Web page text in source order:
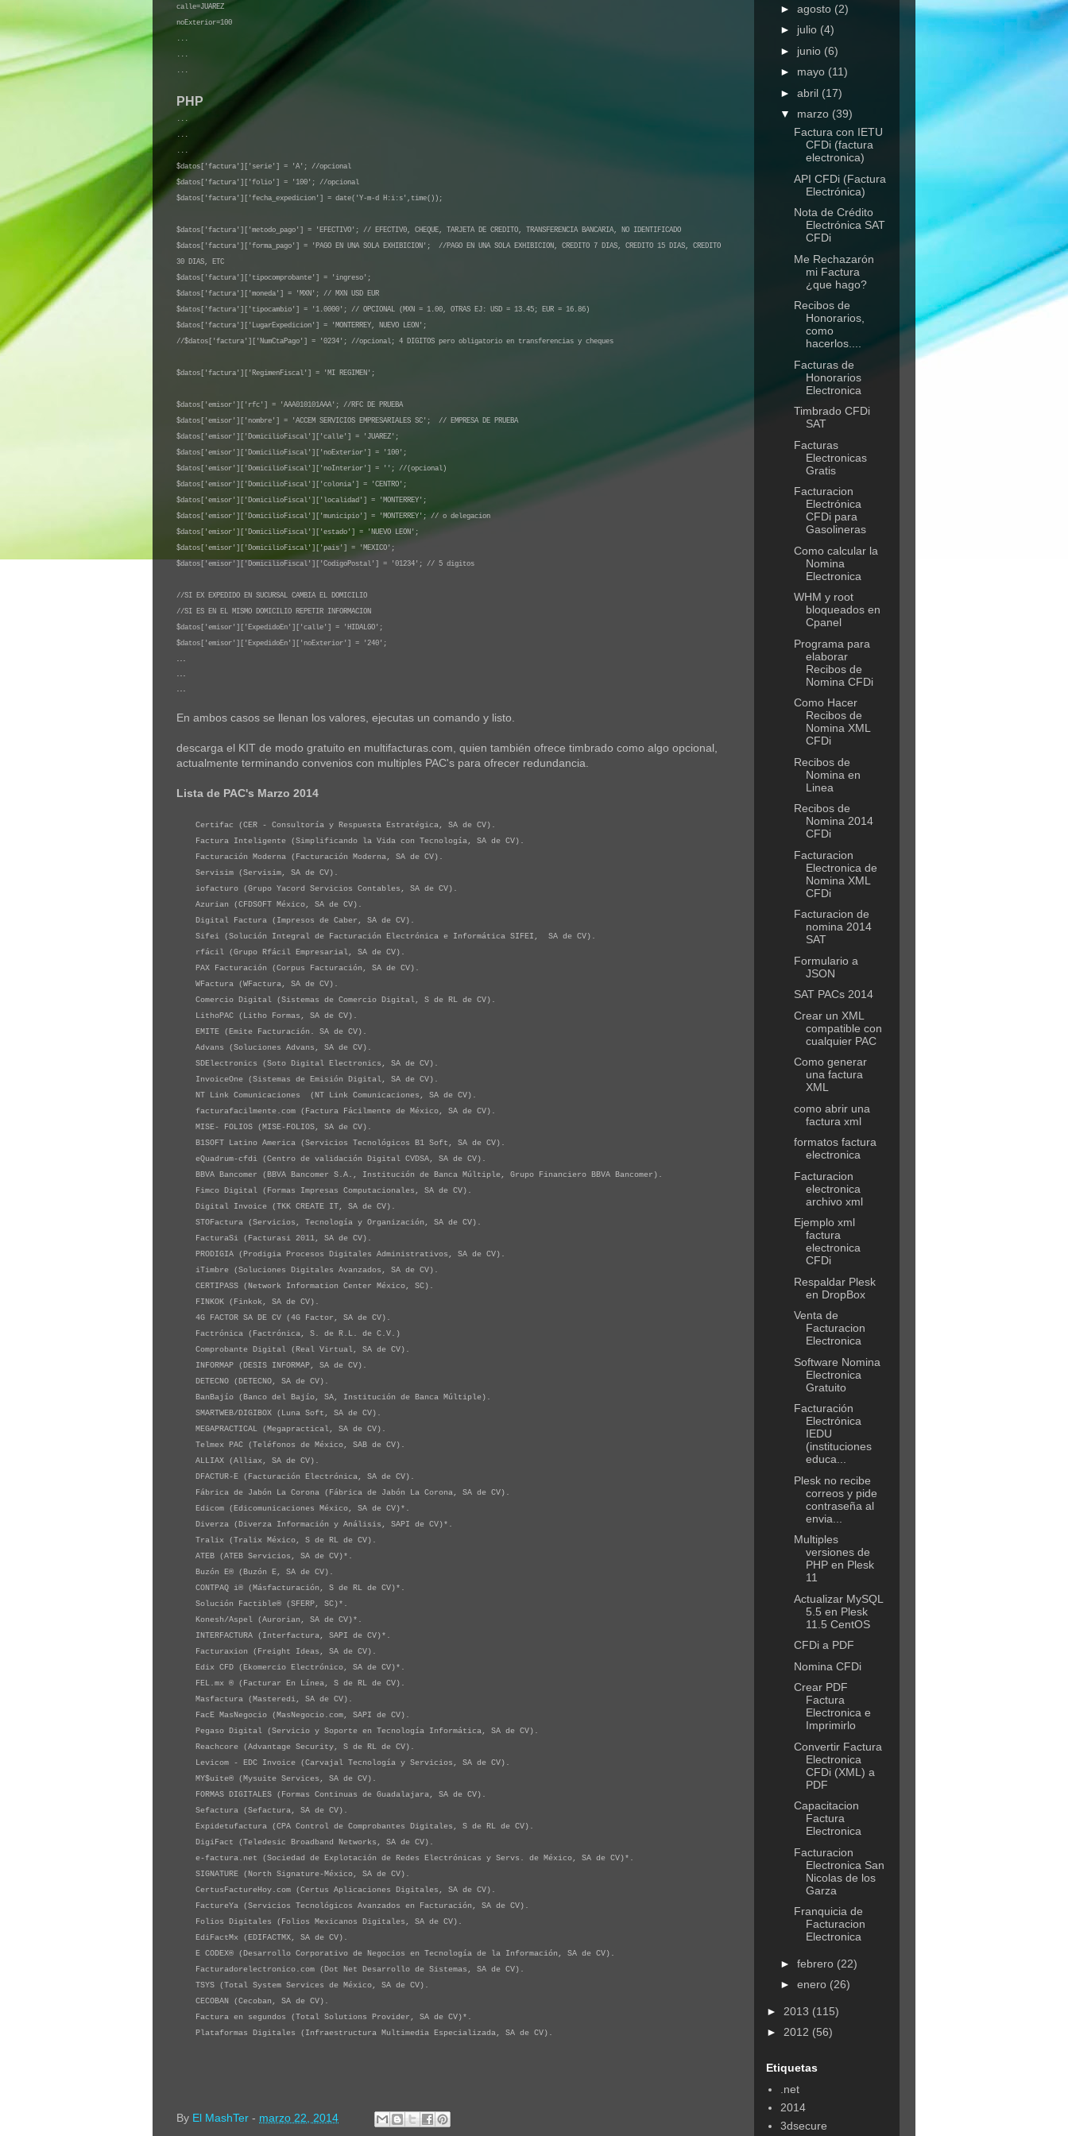
calle=JUAREZ
noExterior=100
...
...
...
PHP
...
...
...
$datos['factura']['serie'] = 'A'; //opcional
$datos['factura']['folio'] = '100'; //opcional
$datos['factura']['fecha_expedicion'] = date('Y-m-d H:i:s',time());
$datos['factura']['metodo_pago'] = 'EFECTIVO'; // EFECTIV0, CHEQUE, TARJETA DE CREDITO, TRANSFERENCIA BANCARIA, NO IDENTIFICADO
$datos['factura']['forma_pago'] = 'PAGO EN UNA SOLA EXHIBICION'; //PAGO EN UNA SOLA EXHIBICION, CREDITO 7 DIAS, CREDITO 15 DIAS, CREDITO
30 DIAS, ETC
$datos['factura']['tipocomprobante'] = 'ingreso';
$datos['factura']['moneda'] = 'MXN'; // MXN USD EUR
$datos['factura']['tipocambio'] = '1.0000'; // OPCIONAL (MXN = 1.00, OTRAS EJ: USD = 13.45; EUR = 16.86)
$datos['factura']['LugarExpedicion'] = 'MONTERREY, NUEVO LEON';
//$datos['factura']['NumCtaPago'] = '0234'; //opcional; 4 DIGITOS pero obligatorio en transferencias y cheques
$datos['factura']['RegimenFiscal'] = 'MI REGIMEN';
$datos['emisor']['rfc'] = 'AAA010101AAA'; //RFC DE PRUEBA
$datos['emisor']['nombre'] = 'ACCEM SERVICIOS EMPRESARIALES SC'; // EMPRESA DE PRUEBA
$datos['emisor']['DomicilioFiscal']['calle'] = 'JUAREZ';
$datos['emisor']['DomicilioFiscal']['noExterior'] = '100';
$datos['emisor']['DomicilioFiscal']['noInterior'] = ''; //(opcional)
$datos['emisor']['DomicilioFiscal']['colonia'] = 'CENTRO';
$datos['emisor']['DomicilioFiscal']['localidad'] = 'MONTERREY';
$datos['emisor']['DomicilioFiscal']['municipio'] = 'MONTERREY'; // o delegacion
$datos['emisor']['DomicilioFiscal']['estado'] = 'NUEVO LEON';
$datos['emisor']['DomicilioFiscal']['pais'] = 'MEXICO';
$datos['emisor']['DomicilioFiscal']['CodigoPostal'] = '01234'; // 5 digitos
//SI EX EXPEDIDO EN SUCURSAL CAMBIA EL DOMICILIO
//SI ES EN EL MISMO DOMICILIO REPETIR INFORMACION
$datos['emisor']['ExpedidoEn']['calle'] = 'HIDALGO';
$datos['emisor']['ExpedidoEn']['noExterior'] = '240';
En ambos casos se llenan los valores, ejecutas un comando y listo.
descarga el KIT de modo gratuito en multifacturas.com, quien también ofrece timbrado como algo opcional,
actualmente terminando convenios con multiples PAC's para ofrecer redundancia.
Lista de PAC's Marzo 2014
Certifac (CER - Consultoría y Respuesta Estratégica, SA de CV).
Factura Inteligente (Simplificando la Vida con Tecnología, SA de CV).
Facturación Moderna (Facturación Moderna, SA de CV).
Servisim (Servisim, SA de CV).
iofacturo (Grupo Yacord Servicios Contables, SA de CV).
Azurian (CFDSOFT México, SA de CV).
Digital Factura (Impresos de Caber, SA de CV).
Sifei (Solución Integral de Facturación Electrónica e Informática SIFEI, SA de CV).
rfácil (Grupo Rfácil Empresarial, SA de CV).
PAX Facturación (Corpus Facturación, SA de CV).
WFactura (WFactura, SA de CV).
Comercio Digital (Sistemas de Comercio Digital, S de RL de CV).
LithoPAC (Litho Formas, SA de CV).
EMITE (Emite Facturación. SA de CV).
Advans (Soluciones Advans, SA de CV).
SDElectronics (Soto Digital Electronics, SA de CV).
InvoiceOne (Sistemas de Emisión Digital, SA de CV).
NT Link Comunicaciones (NT Link Comunicaciones, SA de CV).
facturafacilmente.com (Factura Fácilmente de México, SA de CV).
MISE- FOLIOS (MISE-FOLIOS, SA de CV).
B1SOFT Latino America (Servicios Tecnológicos B1 Soft, SA de CV).
eQuadrum-cfdi (Centro de validación Digital CVDSA, SA de CV).
BBVA Bancomer (BBVA Bancomer S.A., Institución de Banca Múltiple, Grupo Financiero BBVA Bancomer).
Fimco Digital (Formas Impresas Computacionales, SA de CV).
Digital Invoice (TKK CREATE IT, SA de CV).
STOFactura (Servicios, Tecnología y Organización, SA de CV).
FacturaSi (Facturasi 2011, SA de CV).
PRODIGIA (Prodigia Procesos Digitales Administrativos, SA de CV).
iTimbre (Soluciones Digitales Avanzados, SA de CV).
CERTIPASS (Network Information Center México, SC).
FINKOK (Finkok, SA de CV).
4G FACTOR SA DE CV (4G Factor, SA de CV).
Factrónica (Factrónica, S. de R.L. de C.V.)
Comprobante Digital (Real Virtual, SA de CV).
INFORMAP (DESIS INFORMAP, SA de CV).
DETECNO (DETECNO, SA de CV).
BanBajío (Banco del Bajío, SA, Institución de Banca Múltiple).
SMARTWEB/DIGIBOX (Luna Soft, SA de CV).
MEGAPRACTICAL (Megapractical, SA de CV).
Telmex PAC (Teléfonos de México, SAB de CV).
ALLIAX (Alliax, SA de CV).
DFACTUR-E (Facturación Electrónica, SA de CV).
Fábrica de Jabón La Corona (Fábrica de Jabón La Corona, SA de CV).
Edicom (Edicomunicaciones México, SA de CV)*.
Diverza (Diverza Información y Análisis, SAPI de CV)*.
Tralix (Tralix México, S de RL de CV).
ATEB (ATEB Servicios, SA de CV)*.
Buzón E® (Buzón E, SA de CV).
CONTPAQ i® (Másfacturación, S de RL de CV)*.
Solución Factible® (SFERP, SC)*.
Konesh/Aspel (Aurorian, SA de CV)*.
INTERFACTURA (Interfactura, SAPI de CV)*.
Facturaxion (Freight Ideas, SA de CV).
Edix CFD (Ekomercio Electrónico, SA de CV)*.
FEL.mx ® (Facturar En Línea, S de RL de CV).
Masfactura (Masteredi, SA de CV).
FacE MasNegocio (MasNegocio.com, SAPI de CV).
Pegaso Digital (Servicio y Soporte en Tecnología Informática, SA de CV).
Reachcore (Advantage Security, S de RL de CV).
Levicom - EDC Invoice (Carvajal Tecnología y Servicios, SA de CV).
MY$uite® (Mysuite Services, SA de CV).
FORMAS DIGITALES (Formas Continuas de Guadalajara, SA de CV).
Sefactura (Sefactura, SA de CV).
Expidetufactura (CPA Control de Comprobantes Digitales, S de RL de CV).
DigiFact (Teledesic Broadband Networks, SA de CV).
e-factura.net (Sociedad de Explotación de Redes Electrónicas y Servs. de México, SA de CV)*.
SIGNATURE (North Signature-México, SA de CV).
CertusFactureHoy.com (Certus Aplicaciones Digitales, SA de CV).
FactureYa (Servicios Tecnológicos Avanzados en Facturación, SA de CV).
Folios Digitales (Folios Mexicanos Digitales, SA de CV).
EdiFactMx (EDIFACTMX, SA de CV).
E CODEX® (Desarrollo Corporativo de Negocios en Tecnología de la Información, SA de CV).
Facturadorelectronico.com (Dot Net Desarrollo de Sistemas, SA de CV).
TSYS (Total System Services de México, SA de CV).
CECOBAN (Cecoban, SA de CV).
Factura en segundos (Total Solutions Provider, SA de CV)*.
Plataformas Digitales (Infraestructura Multimedia Especializada, SA de CV).
By El MashTer - marzo 22, 2014
► agosto (2)
► julio (4)
► junio (6)
► mayo (11)
► abril (17)
▼ marzo (39)
Factura con IETU
CFDi (factura
electronica)
API CFDi (Factura
Electrónica)
Nota de Crédito
Electrónica SAT
CFDi
Me Rechazarón
mi Factura
¿que hago?
Recibos de
Honorarios,
como
hacerlos....
Facturas de
Honorarios
Electronica
Timbrado CFDi
SAT
Facturas
Electronicas
Gratis
Facturacion
Electrónica
CFDi para
Gasolineras
Como calcular la
Nomina
Electronica
WHM y root
bloqueados en
Cpanel
Programa para
elaborar
Recibos de
Nomina CFDi
Como Hacer
Recibos de
Nomina XML
CFDi
Recibos de
Nomina en
Linea
Recibos de
Nomina 2014
CFDi
Facturacion
Electronica de
Nomina XML
CFDi
Facturacion de
nomina 2014
SAT
Formulario a
JSON
SAT PACs 2014
Crear un XML
compatible con
cualquier PAC
Como generar
una factura
XML
como abrir una
factura xml
formatos factura
electronica
Facturacion
electronica
archivo xml
Ejemplo xml
factura
electronica
CFDi
Respaldar Plesk
en DropBox
Venta de
Facturacion
Electronica
Software Nomina
Electronica
Gratuito
Facturación
Electrónica
IEDU
(instituciones
educa...
Plesk no recibe
correos y pide
contraseña al
envia...
Multiples
versiones de
PHP en Plesk
11
Actualizar MySQL
5.5 en Plesk
11.5 CentOS
CFDi a PDF
Nomina CFDi
Crear PDF
Factura
Electronica e
Imprimirlo
Convertir Factura
Electronica
CFDi (XML) a
PDF
Capacitacion
Factura
Electronica
Facturacion
Electronica San
Nicolas de los
Garza
Franquicia de
Facturacion
Electronica
► febrero (22)
► enero (26)
► 2013 (115)
► 2012 (56)
Etiquetas
.net
2014
3dsecure